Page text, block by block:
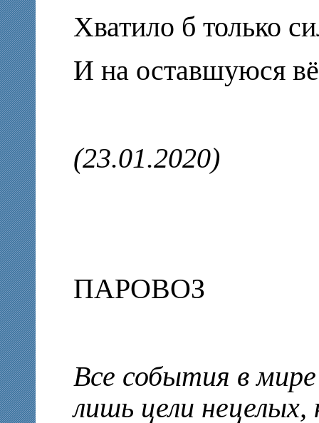
Хватило б только
И на оставшуюся
(23.01.2020)
ПАРОВОЗ
Все события в
лишь цели нецелых,